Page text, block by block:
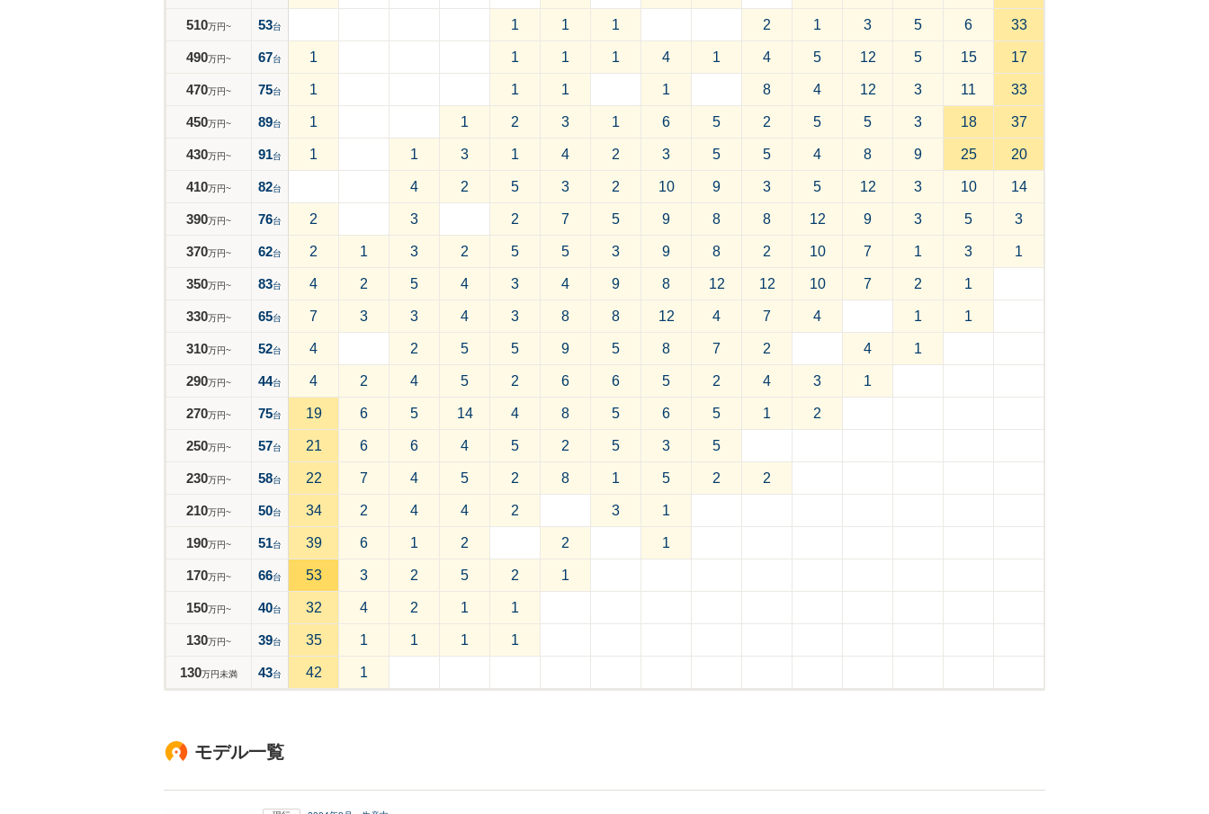
510万円~ 53台 1 1 1 2 1 3 5 6 33
490万円~ 67台 1 1 1 1 4 1 4 5 12 5 15 17
470万円~ 75台 1 1 1 1 8 4 12 3 11 33
450万円~ 89台 1 1 2 3 1 6 5 2 5 5 3 18 37
430万円~ 91台 1 1 3 1 4 2 3 5 5 4 8 9 25 20
410万円~ 82台 4 2 5 3 2 10 9 3 5 12 3 10 14
390万円~ 76台 2 3 2 7 5 9 8 8 12 9 3 5 3
370万円~ 62台 2 1 3 2 5 5 3 9 8 2 10 7 1 3 1
350万円~ 83台 4 2 5 4 3 4 9 8 12 12 10 7 2 1
330万円~ 65台 7 3 3 4 3 8 8 12 4 7 4 1 1
310万円~ 52台 4 2 5 5 9 5 8 7 2 4 1
290万円~ 44台 4 2 4 5 2 6 6 5 2 4 3 1
270万円~ 75台 19 6 5 14 4 8 5 6 5 1 2
250万円~ 57台 21 6 6 4 5 2 5 3 5
230万円~ 58台 22 7 4 5 2 8 1 5 2 2
210万円~ 50台 34 2 4 4 2 3 1
190万円~ 51台 39 6 1 2 2 1
170万円~ 66台 53 3 2 5 2 1
150万円~ 40台 32 4 2 1 1
130万円~ 39台 35 1 1 1 1
130万円未満 43台 42 1
モデル一覧